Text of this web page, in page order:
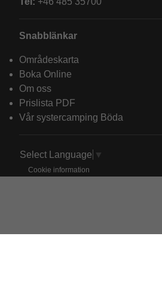
Snabblänkar
Områdeskarta
Boka Online
Om oss
Prislista PDF
Vår systercamping Böda
Select Language ▼
Cookie information